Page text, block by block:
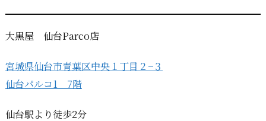
大黒屋 仙台Parco店
宮城県仙台市青葉区中央１丁目２−３
仙台パルコ1 7階
仙台駅より徒歩2分